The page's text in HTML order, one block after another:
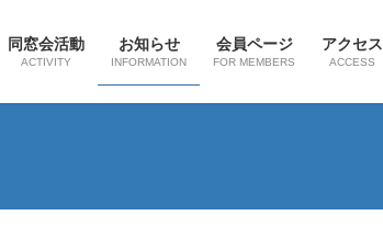
同窓会活動
ACTIVITY
お知らせ
INFORMATION
会員ページ
FOR MEMBERS
アクセス
ACCESS